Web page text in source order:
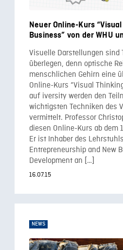
Neuer Online-Kurs
Business” von der WHU
Visuelle Darstellungen sind
überlegen, denn optische
menschlichen Gehirn eine
Online-Kurs “Visual
auf iversity werden den
wichtigsten Techniken des
vermittelt. Professor
diesen Online-Kurs ab dem
Er ist Inhaber des
Entrepreneurship and New
Development an […]
16.07.15
NEWS